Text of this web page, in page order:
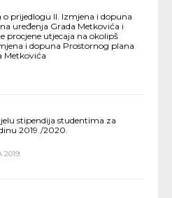
o prijedlogu II. Izmjena i dopuna
uređenja Grada Metkovića i
procjene utjecaja na okolipš
i dopuna Prostornog plana
Metkovića
stipendija studentima za
2019./2020.
2019.